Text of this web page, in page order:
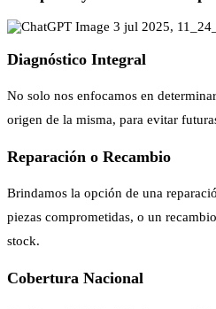
Diagnóstico Integral
No solo nos enfocamos en
origen de la misma, para evitar
Reparación o Recambio
Brindamos la opción de una
piezas comprometidas, o un
stock.
Cobertura Nacional